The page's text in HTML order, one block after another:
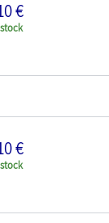
P-40E Insigne national US...
€
P-40E Insigne national US...
€